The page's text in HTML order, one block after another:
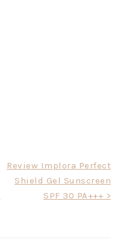
Review Implora Perfect
Shield Gel Sunscreen
SPF 30 PA+++ >